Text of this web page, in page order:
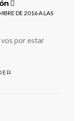
DE 2016 A LAS
por estar